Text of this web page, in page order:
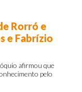
Rorró e
e Fabrízio
afirmou que
pelo